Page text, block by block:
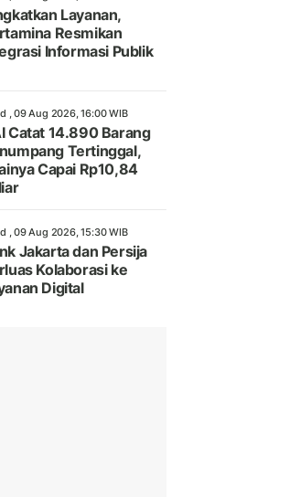
Layanan,
Resmikan
Informasi Publik
, 09 Aug 2026, 16:00 WIB
Catat 14.890 Barang
Tertinggal,
Capai Rp10,84
, 09 Aug 2026, 15:30 WIB
Jakarta dan Persija
Kolaborasi ke
Digital